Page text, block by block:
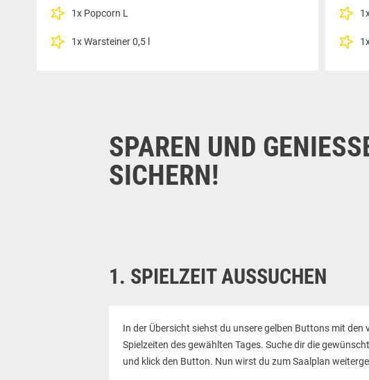
1x Popcorn L
1x Warsteiner 0,5 l
SPAREN UND
ICHERN!
1. SPIELZEIT AUSSUCHEN
In der Übersicht siehst du unsere gelben Buttons mit den
Spielzeiten des gewählten Tages. Suche dir die
und klick den Button. Nun wirst du zum Saalplan